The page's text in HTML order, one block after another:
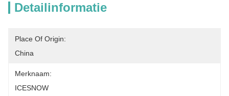
Detailinformatie
Place Of Origin:
China
Merknaam:
ICESNOW